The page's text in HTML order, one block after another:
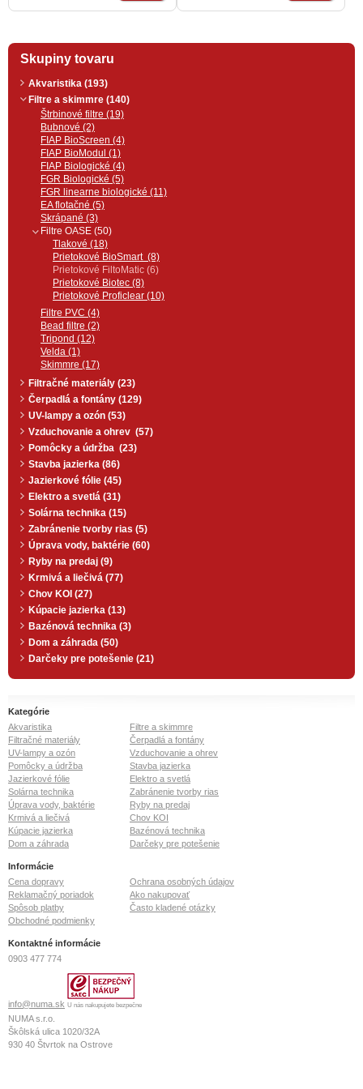
Skupiny tovaru
Akvaristika (193)
Filtre a skimmre (140)
Štrbinové filtre (19)
Bubnové (2)
FIAP BioScreen (4)
FIAP BioModul (1)
FIAP Biologické (4)
FGR Biologické (5)
FGR linearne biologické (11)
EA flotačné (5)
Skrápané (3)
Filtre OASE (50)
Tlakové (18)
Prietokové BioSmart (8)
Prietokové FiltoMatic (6)
Prietokové Biotec (8)
Prietokové Proficlear (10)
Filtre PVC (4)
Bead filtre (2)
Tripond (12)
Velda (1)
Skimmre (17)
Filtračné materiály (23)
Čerpadlá a fontány (129)
UV-lampy a ozón (53)
Vzduchovanie a ohrev (57)
Pomôcky a údržba (23)
Stavba jazierka (86)
Jazierkové fólie (45)
Elektro a svetlá (31)
Solárna technika (15)
Zabránenie tvorby rias (5)
Úprava vody, baktérie (60)
Ryby na predaj (9)
Krmivá a liečivá (77)
Chov KOI (27)
Kúpacie jazierka (13)
Bazénová technika (3)
Dom a záhrada (50)
Darčeky pre potešenie (21)
Kategórie
Akvaristika
Filtre a skimmre
Filtračné materiály
Čerpadlá a fontány
UV-lampy a ozón
Vzduchovanie a ohrev
Pomôcky a údržba
Stavba jazierka
Jazierkové fólie
Elektro a svetlá
Solárna technika
Zabránenie tvorby rias
Úprava vody, baktérie
Ryby na predaj
Krmivá a liečivá
Chov KOI
Kúpacie jazierka
Bazénová technika
Dom a záhrada
Darčeky pre potešenie
Informácie
Cena dopravy
Ochrana osobných údajov
Reklamačný poriadok
Ako nakupovať
Spôsob platby
Často kladené otázky
Obchodné podmienky
Kontaktné informácie
0903 477 774
info@numa.sk U nás nakupujete bezpečne
NUMA s.r.o.
Škôlská ulica 1020/32A
930 40 Štvrtok na Ostrove